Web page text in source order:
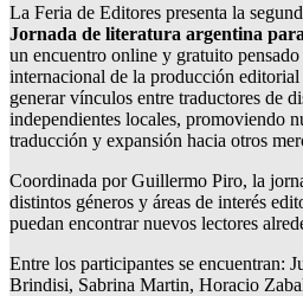
La Feria de Editores presenta la
Jornada de literatura argentina
un encuentro online y gratuito
internacional de la producción
generar vínculos entre traductores de
independientes locales, promoviendo
traducción y expansión hacia otros
Coordinada por Guillermo Piro, la
distintos géneros y áreas de interés
puedan encontrar nuevos lectores
Entre los participantes se encuentran:
Brindisi, Sabrina Martin, Horacio